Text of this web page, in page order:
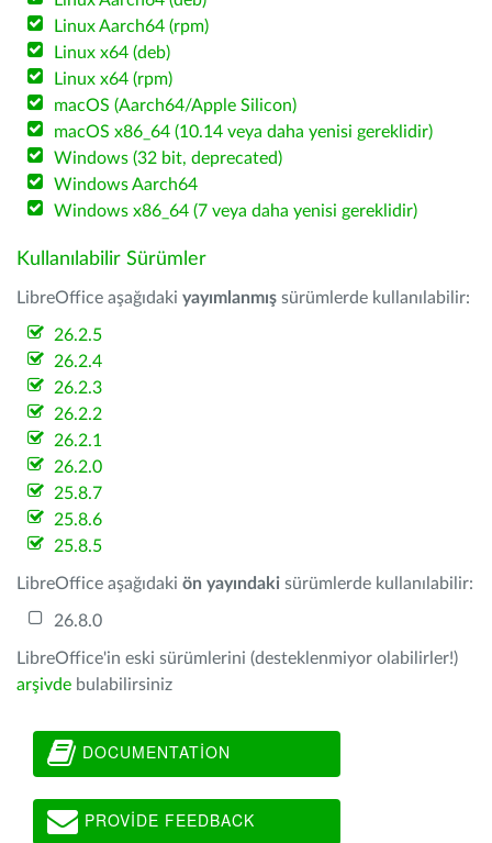
Linux Aarch64 (rpm)
Linux x64 (deb)
Linux x64 (rpm)
macOS (Aarch64/Apple Silicon)
macOS x86_64 (10.14 veya daha yenisi gereklidir)
Windows (32 bit, deprecated)
Windows Aarch64
Windows x86_64 (7 veya daha yenisi gereklidir)
Kullanılabilir Sürümler
LibreOffice aşağıdaki yayımlanmış sürümlerde kullanılabilir:
26.2.5
26.2.4
26.2.3
26.2.2
26.2.1
26.2.0
25.8.7
25.8.6
25.8.5
LibreOffice aşağıdaki ön yayındaki sürümlerde kullanılabilir:
26.8.0
LibreOffice'in eski sürümlerini (desteklenmiyor olabilirler!)
arşivde bulabilirsiniz
DOCUMENTATION
PROVIDE FEEDBACK